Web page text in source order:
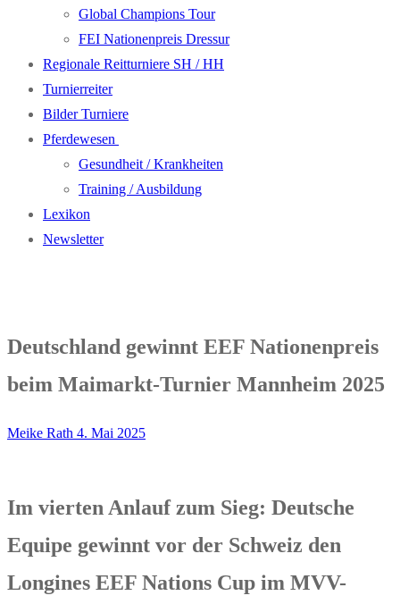
Global Champions Tour
FEI Nationenpreis Dressur
Regionale Reitturniere SH / HH
Turnierreiter
Bilder Turniere
Pferdewesen
Gesundheit / Krankheiten
Training / Ausbildung
Lexikon
Newsletter
Deutschland gewinnt EEF Nationenpreis
beim Maimarkt-Turnier Mannheim 2025
Meike Rath 4. Mai 2025
Im vierten Anlauf zum Sieg: Deutsche
Equipe gewinnt vor der Schweiz den
Longines EEF Nations Cup im MVV-